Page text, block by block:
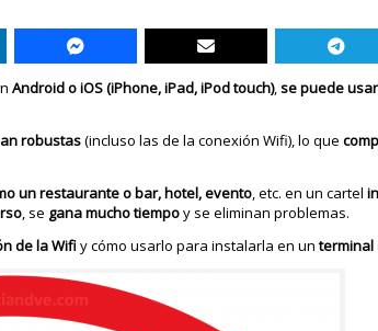
Android o iOS (iPhone, iPad, iPod touch),se puede
robustas(incluso las de la conexión Wifi), lo que
un restaurante o bar, hotel, evento, etc. en un cartel
, se gana mucho tiempoy se eliminan problemas.
de la Wifiy cómo usarlo para instalarla en unterminal